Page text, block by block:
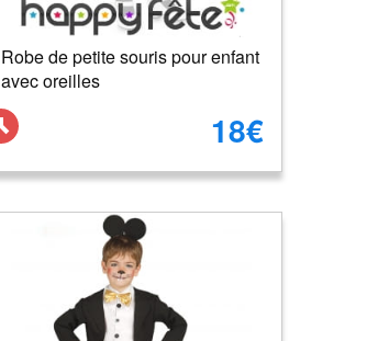
Robe de petite souris pour enfant
avec oreilles
18€